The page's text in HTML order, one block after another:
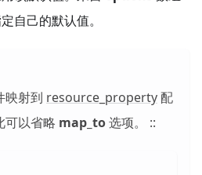
自己的默认值。
映射到 resource_property 配
可以省略 map_to选项。 ::